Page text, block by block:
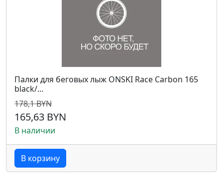
Палки для беговых лыж ONSKI Race Carbon 165
black/...
178,1 BYN
165,63 BYN
В наличии
В корзину